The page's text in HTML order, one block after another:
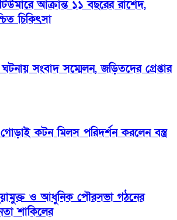
আক্রান্ত ১১ বছরের রাশেদ,
চিকিৎসা
সংবাদ সম্মেলন, জড়িতদের গ্রেপ্তার
গোড়াই কটন মিলস পরিদর্শন করলেন বস্ত্র
ও আধুনিক পৌরসভা গঠনের
শাকিলের